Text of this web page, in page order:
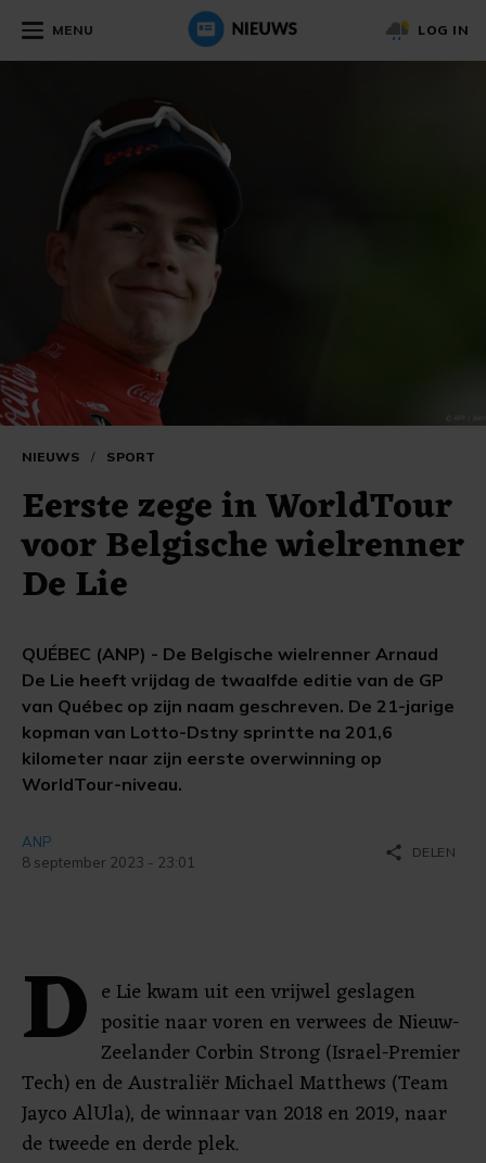
MENU LOG IN
NIEUWS / SPORT
Eerste zege in WorldTour
voor Belgische wielrenner
De Lie
QUÉBEC (ANP) - De Belgische wielrenner Arnaud
De Lie heeft vrijdag de twaalfde editie van de GP
van Québec op zijn naam geschreven. De 21-jarige
kopman van Lotto-Dstny sprintte na 201,6
kilometer naar zijn eerste overwinning op
WorldTour-niveau.
ANP
8 september 2023 - 23:01
share DELEN
D e Lie kwam uit een vrijwel geslagen
positie naar voren en verwees de Nieuw-
Zeelander Corbin Strong (Israel-Premier
Tech) en de Australiër Michael Matthews (Team
Jayco AlUla), de winnaar van 2018 en 2019, naar
de tweede en derde plek.